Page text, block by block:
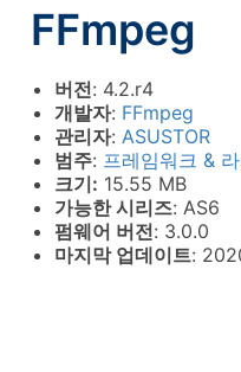
FFmpeg
버전: 4.2.r4
개발자: FFmpeg
관리자: ASUSTOR
범주: 프레임워크 &
크기: 15.55 MB
가능한 시리즈: AS6
펌웨어 버전: 3.0.0
마지막 업데이트: